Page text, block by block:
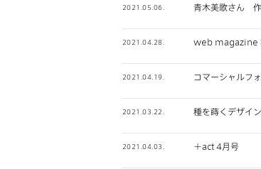
2021.05.06. 青木美歌さん
2021.04.28. web magazine
2021.04.19. コマーシャル
2021.03.22. 種を蒔くデザイン
2021.04.03. ＋act 4月号